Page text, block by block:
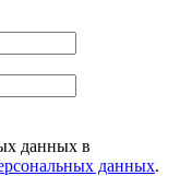
данных в
данных.